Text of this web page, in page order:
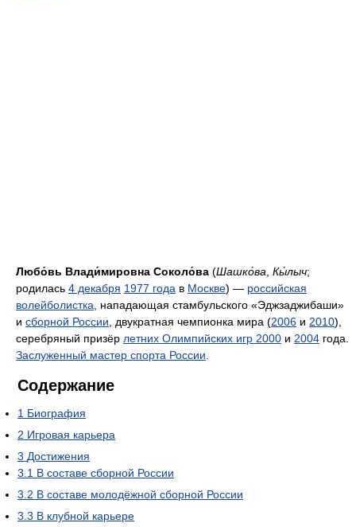
Любо́вь Влади́мировна Соколо́ва (Шашко́ва Кы́лыч;
родилась 4 декабря 1977 года в Москве) — российская
волейболистка , нападающая стамбульского «Эджзаджибаши»
и сборной России , двукратная чемпионка мира (2006 и 2010),
серебряный призёр летних Олимпийских игр 2000 и 2004 года.
Заслуженный мастер спорта России
Содержание
1 Биография
2 Игровая карьера
3 Достижения
3.1 В составе сборной России
3.2 В составе молодёжной сборной России
3.3 В клубной карьере